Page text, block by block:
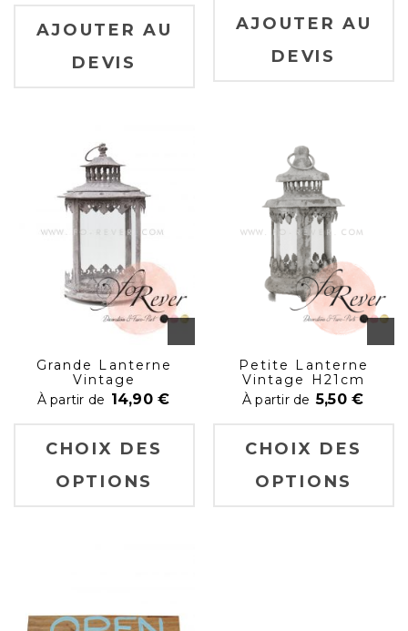
AJOUTER AU
DEVIS
AJOUTER AU
DEVIS
Grande Lanterne
Vintage
À partir de 14,90€
CHOIX DES
OPTIONS
Petite Lanterne
Vintage H21cm
À partir de 5,50 €
CHOIX DES
OPTIONS